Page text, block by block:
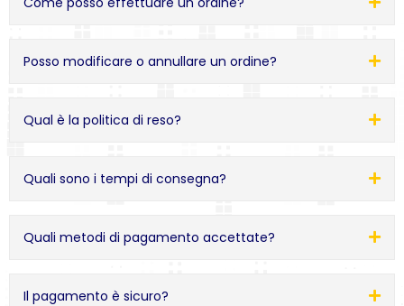
Posso modificare o annullare un ordine?
Qual è la politica di reso?
Quali sono i tempi di consegna?
Quali metodi di pagamento accettate?
Il pagamento è sicuro?